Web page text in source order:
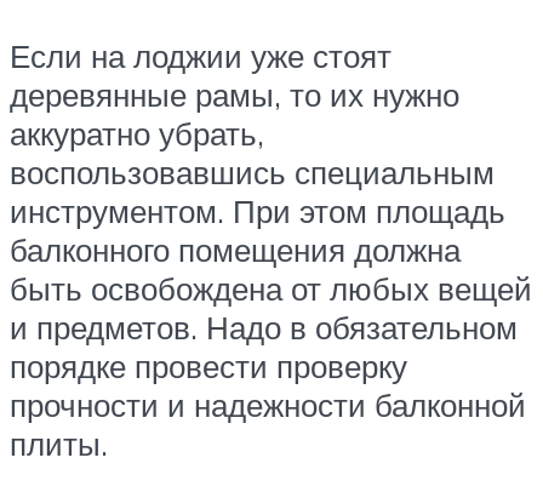
Если на лоджии уже стоят
деревянные рамы, то их нужно
аккуратно убрать,
воспользовавшись специальным
инструментом. При этом площадь
балконного помещения должна
быть освобождена от любых вещей
и предметов. Надо в обязательном
порядке провести проверку
прочности и надежности балконной
плиты.